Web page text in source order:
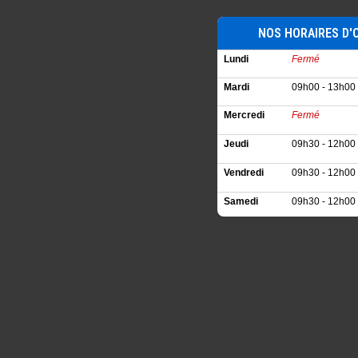
NOS HORAIRES
Lundi Fermé
Mardi 09h00 -
Mercredi Fermé
Jeudi 09h30 -
Vendredi 09h30 -
Samedi 09h30 -